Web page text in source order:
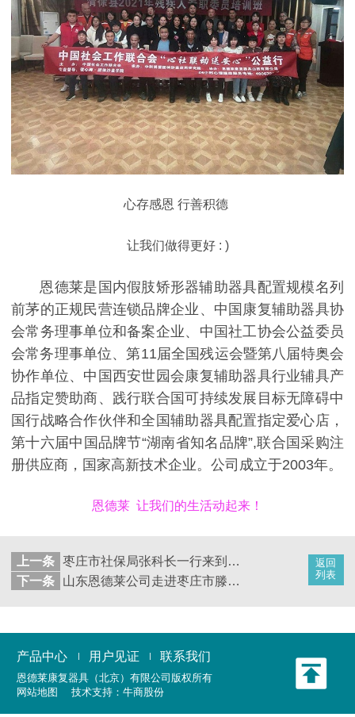
心存感恩 行善积德
让我们做得更好 : )
恩德莱是国内假肢矫形器辅助器具配置规模名列
前茅的正规民营连锁品牌企业、中国康复辅助器具协
会常务理事单位和备案企业、中国社工协会公益委员
会常务理事单位、第11届全国残运会暨第八届特奥会
协作单位、中国西安世园会康复辅助器具行业辅具产
品指定赞助商、践行联合国可持续发展目标无障碍中
国行战略合作伙伴和全国辅助器具配置指定爱心店，
第十六届中国品牌节“湖南省知名品牌”,联合国采购注
册供应商，国家高新技术企业。公司成立于2003年。
恩德莱 让我们的生活动起来！
返回
列表
上一条
枣庄市社保局张科长一行来到「山东省恩德莱爱心店」参观考察
下一条
山东恩德莱公司走进枣庄市滕州残联，为残疾朋友假肢适配取模
产品中心 用户见证 联系我们
恩德莱康复器具（北京）有限公司 版权所有
网站地图
技术支持： 牛商股份